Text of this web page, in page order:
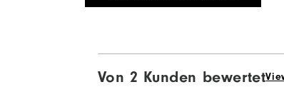
Von 2 Kunden bewertet